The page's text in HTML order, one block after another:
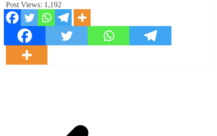
Post Views: 1,192